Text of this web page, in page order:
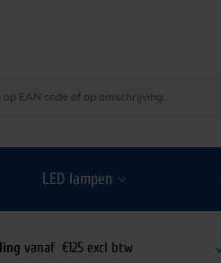
LED lampen
vanaf €125 excl btw